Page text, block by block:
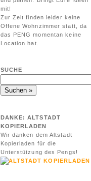
mit!
Zur Zeit finden leider keine
Offene Wohnzimmer statt, da
das PENG momentan keine
Location hat.
SUCHE
DANKE: ALTSTADT
KOPIERLADEN
Wir danken dem Altstadt
Kopierladen für die
Unterstützung des Pengs!